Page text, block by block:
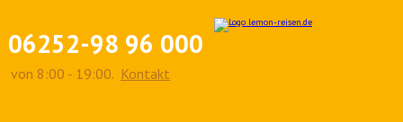
06252-98 96 000
von 8:00 - 19:00. Kontakt